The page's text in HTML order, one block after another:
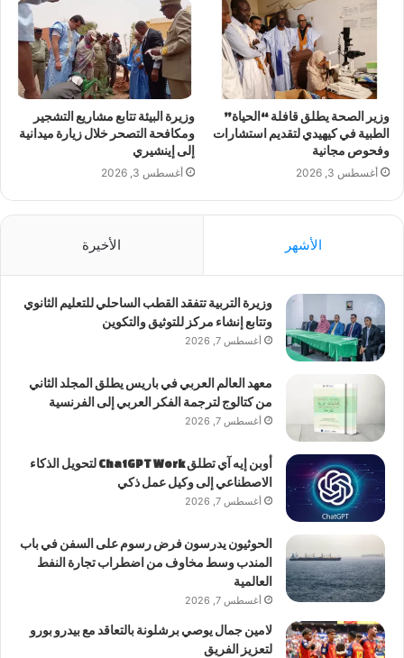
وزير الصحة يطلق قافلة “الحياة”
الطبية في كيهيدي لتقديم استشارات
وفحوص مجانية
أغسطس 3, 2026
وزيرة البيئة تتابع مشاريع التشجير
ومكافحة التصحر خلال زيارة ميدانية
إلى إينشيري
أغسطس 3, 2026
الأشهر الأخيرة
وزيرة التربية تتفقد القطب الساحلي للتعليم الثانوي
وتتابع إنشاء مركز للتوثيق والتكوين
أغسطس 7, 2026
معهد العالم العربي في باريس يطلق المجلد الثاني
من كتالوج لترجمة الفكر العربي إلى الفرنسية
أغسطس 7, 2026
أوبن إيه آي تطلق ChatGPT Work لتحويل الذكاء
الاصطناعي إلى وكيل عمل ذكي
أغسطس 7, 2026
الحوثيون يدرسون فرض رسوم على السفن في باب
المندب وسط مخاوف من اضطراب تجارة النفط
العالمية
أغسطس 7, 2026
لامين جمال يوصي برشلونة بالتعاقد مع بيدرو بورو
لتعزيز الفريق